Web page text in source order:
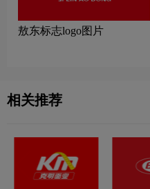
敖东标志logo图片
相关推荐